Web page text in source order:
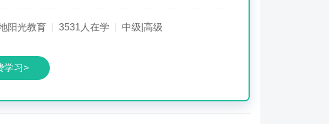
模板套用、绿幕剪辑、磨皮、音频处理、调色、综艺效果、VR
加字幕、多机位剪辑、视频拍摄工作流，各大宝藏素材网站集
管你是做生活段子、影视段子、短视频 、电商主图视频、都非
外，附赠新手向套用AE模板全流程
阳光教育 3531人在学 中级|高级
学习>